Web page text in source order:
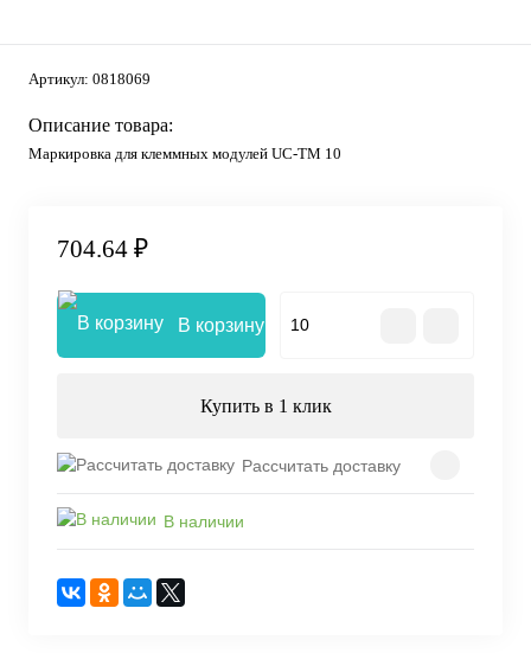
Артикул: 0818069
Описание товара:
Маркировка для клеммных модулей UC-TM 10
704.64 ₽
В корзину
Купить в 1 клик
Рассчитать доставку
В наличии